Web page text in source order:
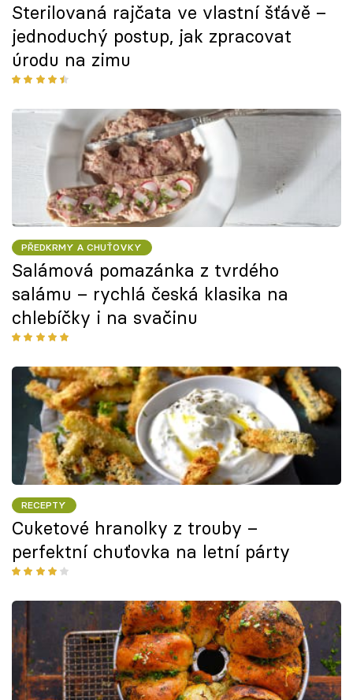
Sterilovaná rajčata ve vlastní šťávě –
jednoduchý postup, jak zpracovat
úrodu na zimu
PŘEDKRMY A CHUŤOVKY
Salámová pomazánka z tvrdého
salámu – rychlá česká klasika na
chlebíčky i na svačinu
RECEPTY
Cuketové hranolky z trouby –
perfektní chuťovka na letní párty